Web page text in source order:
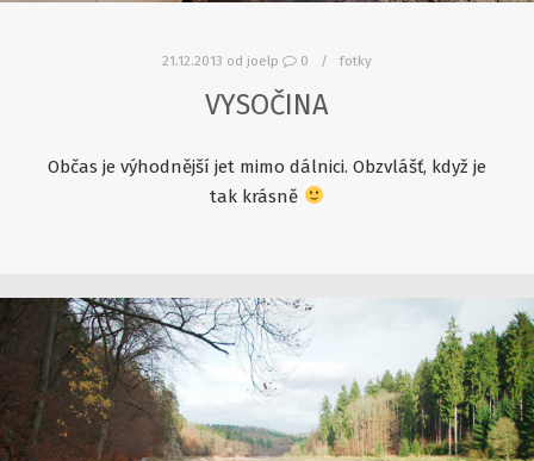
21.12.2013 od joelp 0 fotky
VYSOČINA
Občas je výhodnější jet mimo dálnici. Obzvlášť, když je
tak krásně